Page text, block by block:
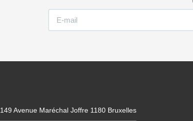
149 Avenue Maréchal Joffre 1180 Bruxelles